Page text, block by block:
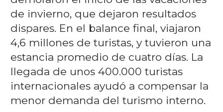
de invierno, que dejaron resultados
dispares. En el balance final, viajaron
4,6 millones de turistas, y tuvieron una
estancia promedio de cuatro días. La
llegada de unos 400.000 turistas
internacionales ayudó a compensar la
menor demanda del turismo interno.